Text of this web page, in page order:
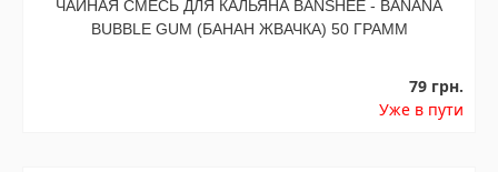
ЧАЙНАЯ СМЕСЬ ДЛЯ КАЛЬЯНА BANSHEE - BANANA
BUBBLE GUM (БАНАН ЖВАЧКА) 50 ГРАММ
79 грн.
Уже в пути